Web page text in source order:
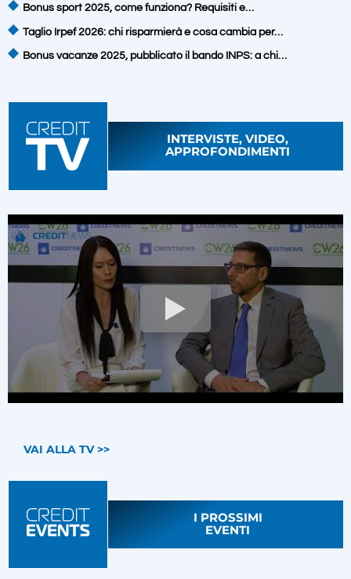
Bonus sport 2025, come funziona? Requisiti e…
Taglio Irpef 2026: chi risparmierà e cosa cambia per…
Bonus vacanze 2025, pubblicato il bando INPS: a chi…
INTERVISTE, VIDEO,
APPROFONDIMENTI
VAI ALLA TV >>
I PROSSIMI
EVENTI